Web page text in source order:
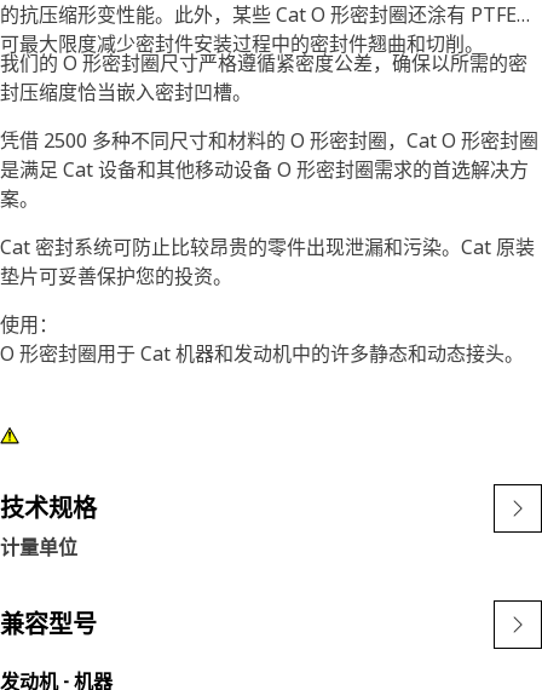
的抗压缩形变性能。此外，某些 Cat O 形密封圈还涂有 PTFE，
可最大限度减少密封件安装过程中的密封件翘曲和切削。
我们的 O 形密封圈尺寸严格遵循紧密度公差，确保以所需的密
封压缩度恰当嵌入密封凹槽。
凭借 2500 多种不同尺寸和材料的 O 形密封圈，Cat O 形密封圈
是满足 Cat 设备和其他移动设备 O 形密封圈需求的首选解决方
案。
Cat 密封系统可防止比较昂贵的零件出现泄漏和污染。Cat 原装
垫片可妥善保护您的投资。
使用：
O 形密封圈用于 Cat 机器和发动机中的许多静态和动态接头。
技术规格
计量单位
兼容型号
发动机 - 机器